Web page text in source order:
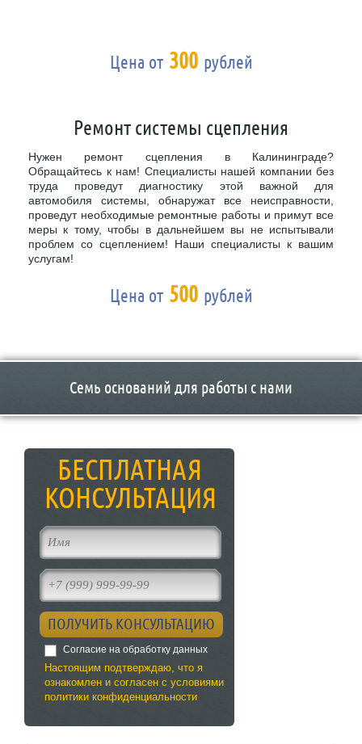
Цена от 300 рублей
Ремонт системы сцепления
Нужен ремонт сцепления в Калининграде?
Обращайтесь к нам! Специалисты нашей компании без
труда проведут диагностику этой важной для
автомобиля системы, обнаружат все неисправности,
проведут необходимые ремонтные работы и примут все
меры к тому, чтобы в дальнейшем вы не испытывали
проблем со сцеплением! Наши специалисты к вашим
услугам!
Цена от 500 рублей
Семь оснований для работы с нами
БЕСПЛАТНАЯ
КОНСУЛЬТАЦИЯ
Согласие на обработку данных
Настоящим подтверждаю, что я
ознакомлен и согласен с условиями
политики конфиденциальности